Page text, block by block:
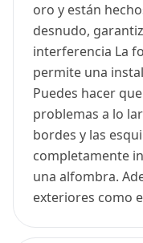
oro y están
desnudo,
interferencia La
permite una
Puedes hacer
problemas a lo
bordes y las
completamente
una alfombra.
exteriores como